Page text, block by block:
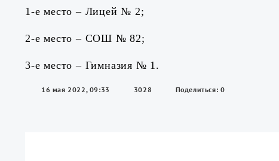
1-е место – Лицей № 2;
2-е место – СОШ № 82;
3-е место – Гимназия № 1.
16 мая 2022, 09:33 3028 Поделиться: 0